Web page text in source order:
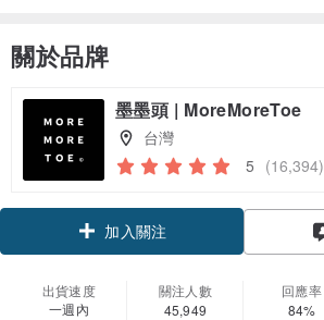
關於品牌
墨墨頭 | MoreMoreToe
台灣
5 (16,394)
加入關注
出貨速度
一週內
關注人數
45,949
回應率
84%